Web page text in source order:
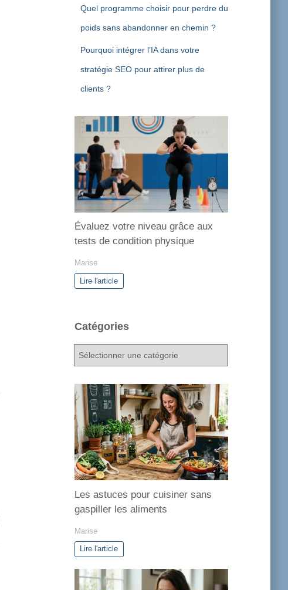
Quel programme choisir pour perdre du
poids sans abandonner en chemin ?
Pourquoi intégrer l’IA dans votre
stratégie SEO pour attirer plus de
clients ?
Évaluez votre niveau grâce aux
tests de condition physique
Marise
Lire l'article
Catégories
C
t
é
g
o
r
i
e
s
Les astuces pour cuisiner sans
gaspiller les aliments
Marise
Lire l'article